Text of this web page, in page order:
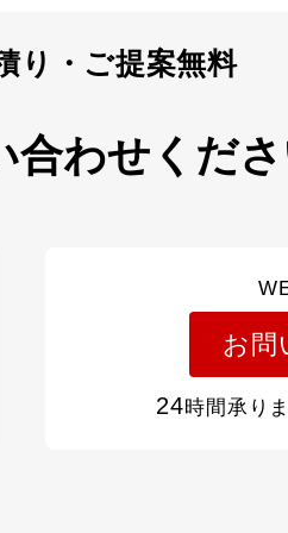
合わせくだ
お問
24時間承り